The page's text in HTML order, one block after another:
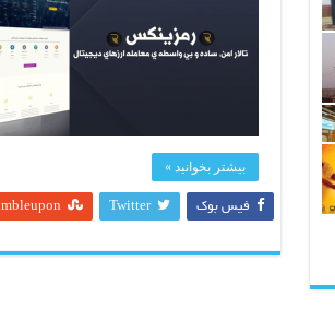
بیشتر بخوانید »
فیس بوک Twitter